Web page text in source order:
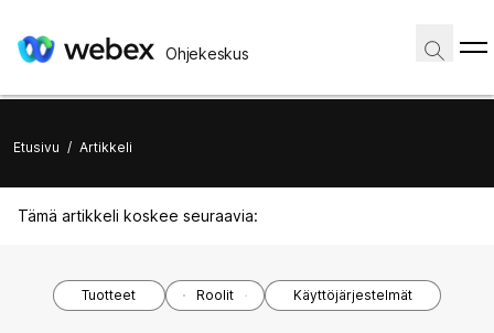
Ohjekeskus
Etusivu / Artikkeli
Tämä artikkeli koskee seuraavia:
Tuotteet Roolit Käyttöjärjestelmät